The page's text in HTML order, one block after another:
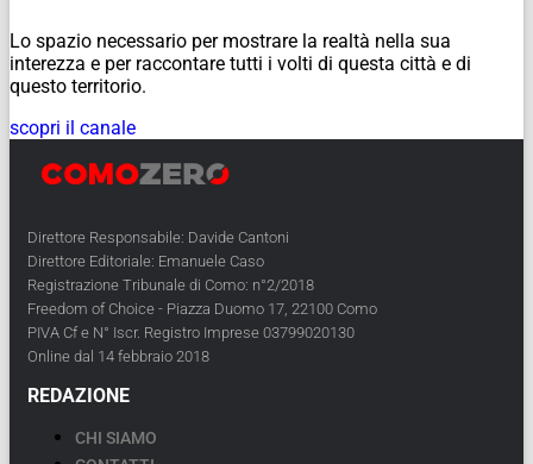
Lo spazio necessario per mostrare la realtà nella sua
interezza e per raccontare tutti i volti di questa città e di
questo territorio.
scopri il canale
Direttore Responsabile: Davide Cantoni
Direttore Editoriale: Emanuele Caso
Registrazione Tribunale di Como: n°2/2018
Freedom of Choice - Piazza Duomo 17, 22100 Como
PIVA Cf e N° Iscr. Registro Imprese 03799020130
Online dal 14 febbraio 2018
REDAZIONE
CHI SIAMO